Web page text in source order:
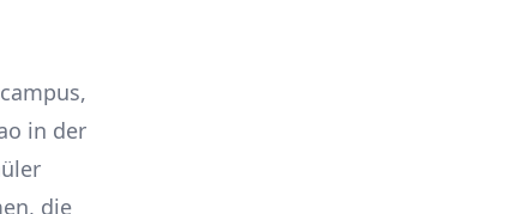
in der
die